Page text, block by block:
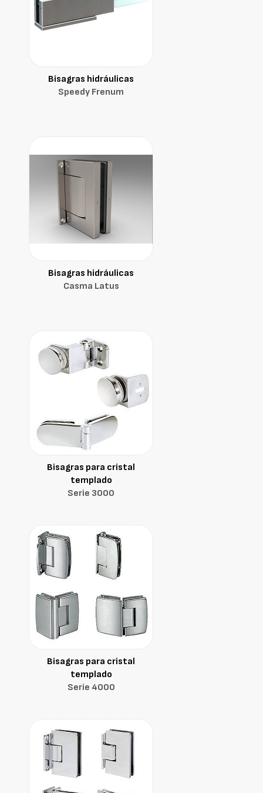
Bisagras hidráulicas
Speedy Frenum
Bisagras hidráulicas
Casma Latus
Bisagras para cristal
templado
Serie 3000
Bisagras para cristal
templado
Serie 4000